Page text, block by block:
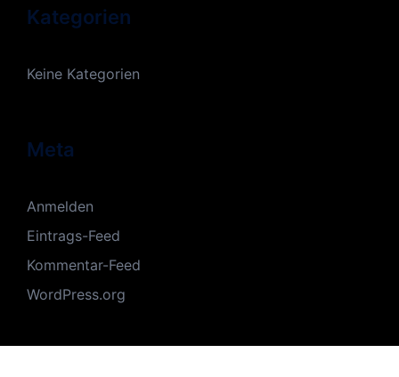
Kategorien
Keine Kategorien
Meta
Anmelden
Eintrags-Feed
Kommentar-Feed
WordPress.org